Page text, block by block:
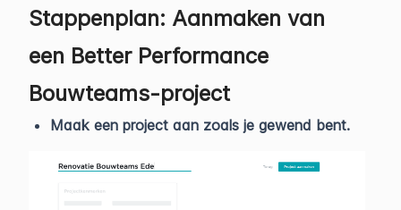
Stappenplan: Aanmaken van
een Better Performance
Bouwteams-project
Maak een project aan zoals je gewend bent.